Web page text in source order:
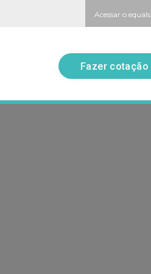
Acessar o equals
Fazer cotação
Fazer cotação